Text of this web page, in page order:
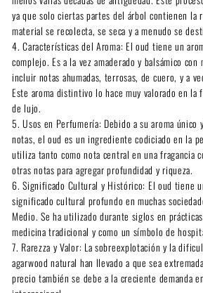
ya que solo ciertas partes del árbol contienen la
material se recolecta, se seca y a menudo se
4. Características del Aroma: El oud tiene un
complejo. Es a la vez amaderado y balsámico con
incluir notas ahumadas, terrosas, de cuero, y a
Este aroma distintivo lo hace muy valorado en la
de lujo.
5. Usos en Perfumería: Debido a su aroma único
notas, el oud es un ingrediente codiciado en la
utiliza tanto como nota central en una fragancia
otras notas para agregar profundidad y riqueza.
6. Significado Cultural y Histórico: El oud tiene
significado cultural profundo en muchas
Medio. Se ha utilizado durante siglos en
medicina tradicional y como un símbolo de
7. Rarezza y Valor: La sobreexplotación y la
agarwood natural han llevado a que sea
precio también se debe a la creciente demanda